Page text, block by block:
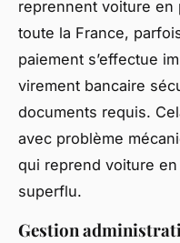
reprennent voiture en
toute la France,
paiement s’effectue
virement bancaire
documents requis.
avec problème
qui reprend voiture
superflu.
Gestion